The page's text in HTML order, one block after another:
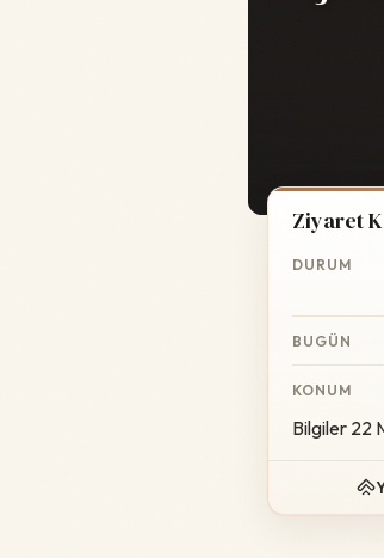
Ziyaret
DURUM
BUGÜN
KONUM
Bilgiler 22